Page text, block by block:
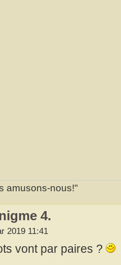
amusons-nous!"
4.
2019 11:41
vont par paires ?